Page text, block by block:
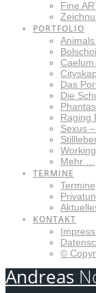
Fine
PORTFOLIO
Bolschoi
Das
Die
Raging
Sexus
Mehr …
TERMINE
Termine
KONTAKT
©
Andreas